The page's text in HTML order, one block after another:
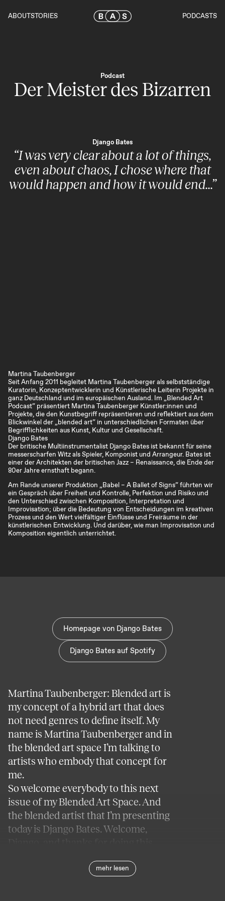
theABOUTSTORIES PODCASTS
Podcast
Der Meister des Bizarren
Django Bates
“I was very clear about a lot of things,
even about chaos, I chose where that
would happen and how it would end...”
Martina Taubenberger
Seit Anfang 2011 begleitet Martina Taubenberger als selbstständige
Kuratorin, Konzeptentwicklerin und Künstlerische Leiterin Projekte in
ganz Deutschland und im europäischen Ausland. Im „Blended Art
Podcast“ präsentiert Martina Taubenberger Künstler:innen und
Projekte, die den Kunstbegriff repräsentieren und reflektiert aus dem
Blickwinkel der „blended art“ in unterschiedlichen Formaten über
Begrifflichkeiten aus Kunst, Kultur und Gesellschaft.
Django Bates
Der britische Multiinstrumentalist Django Bates ist bekannt für seine
messerscharfen Witz als Spieler, Komponist und Arrangeur. Bates ist
einer der Architekten der britischen Jazz – Renaissance, die Ende der
80er Jahre ernsthaft begann.
Am Rande unserer Produktion „Babel – A Ballet of Signs“ führten wir
ein Gespräch über Freiheit und Kontrolle, Perfektion und Risiko und
den Unterschied zwischen Komposition, Interpretation und
Improvisation; über die Bedeutung von Entscheidungen im kreativen
Prozess und den Wert vielfältiger Einflüsse und Freiräume in der
künstlerischen Entwicklung. Und darüber, wie man Improvisation und
Komposition eigentlich unterrichtet.
Homepage von Django Bates
Django Bates auf Spotify
Martina Taubenberger: Blended art is
my concept of a hybrid art that does
not need genres to define itself. My
name is Martina Taubenberger and in
the blended art space I’m talking to
artists who embody that concept for
me.
So welcome everybody to this next
issue of my Blended Art Space. And
the blended artist that I’m presenting
today is Django Bates. Welcome,
Django Bates: It’s nice to be here.
mehr lesen